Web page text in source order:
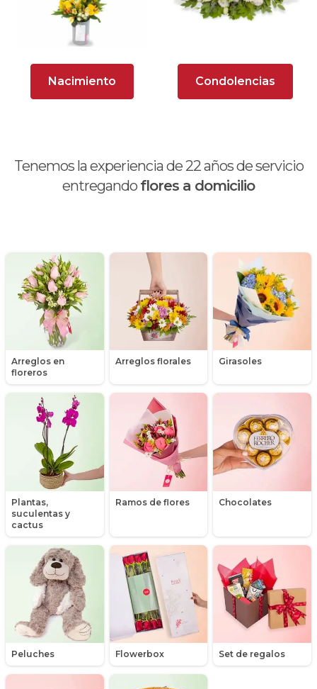
Nacimiento Condolencias
Tenemos la experiencia de 22años de servicio
entregando flores a domicilio
Arreglos en
floreros
Arreglos florales Girasoles
Plantas,
suculentas y
cactus
Ramos de flores Chocolates
Peluches Flowerbox Set de regalos
Ave del Paraíso (Strelitzia)
Chocolates y galletas
Día de la secretaria
Flores y Regalos de Navidad
Gerberas
Girasoles
Globos
Graduación
Hipericum
Libros
Maules
Mensajes
Minirosas
Nacimiento de niños
Nacimientos